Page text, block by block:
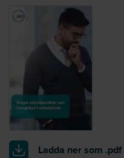
Ladda ner som .pdf